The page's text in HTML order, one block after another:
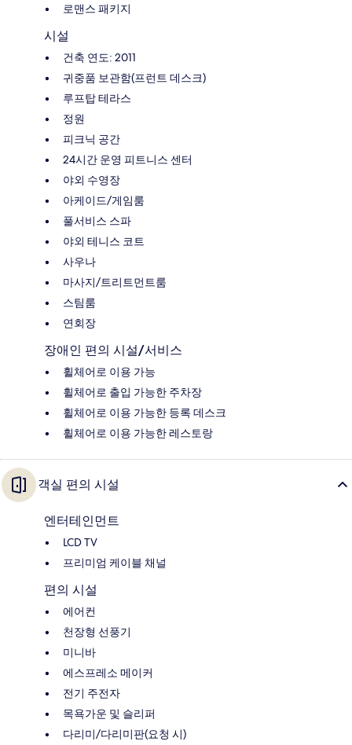
로맨스 패키지
시설
건축 연도: 2011
귀중품 보관함(프런트 데스크)
루프탑 테라스
정원
피크닉 공간
24시간 운영 피트니스 센터
야외 수영장
아케이드/게임룸
풀서비스 스파
야외 테니스 코트
사우나
마사지/트리트먼트룸
스팀룸
연회장
장애인 편의 시설/서비스
휠체어로 이용 가능
휠체어로 출입 가능한 주차장
휠체어로 이용 가능한 등록 데스크
휠체어로 이용 가능한 레스토랑
객실 편의 시설
엔터테인먼트
LCD TV
프리미엄 케이블 채널
편의 시설
에어컨
천장형 선풍기
미니바
에스프레소 메이커
전기 주전자
목욕가운 및 슬리퍼
다리미/다리미판(요청 시)